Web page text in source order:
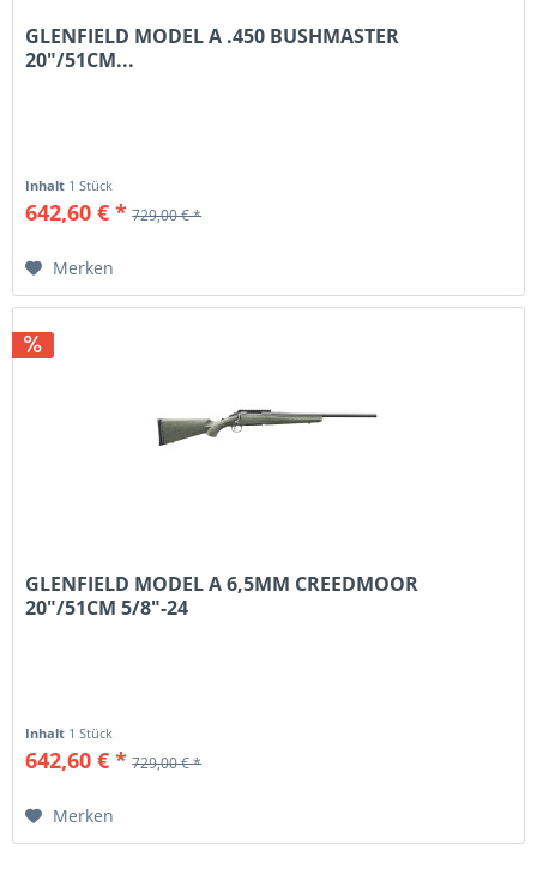
GLENFIELD MODEL A .450 BUSHMASTER
20"/51CM...
Inhalt 1 Stück
642,60 € * 729,00 € *
Merken
GLENFIELD MODEL A 6,5MM CREEDMOOR
20"/51CM 5/8"-24
Inhalt 1 Stück
642,60 € * 729,00 € *
Merken